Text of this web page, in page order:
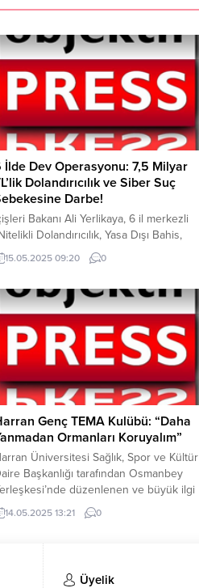
İlde Dev Operasyonu: 7,5 Milyar
Dolandırıcılık ve Siber Suç
Darbe!
Bakanı Ali Yerlikaya, 6 il merkezli
Dolandırıcılık, Yasa Dışı Bahis,
ve Bilişim Sistemine Girme”
yönelik Jandarma tarafından
şüpheli yakalandı. Yerlikaya, 6 il merkezli
operasyonlarda 7,5 Milyar TL’lik
hesap hareketi bulunan 102 şüpheli
yakalandı. Şüphelilerden; 64’ü Tutuklandı.
38’i hakkında adli kontrol kararı verildi....
15.05.2025 09:20 0
Genç TEMA Kulübü: “Daha
Ormanları Koruyalım”
Üniversitesi Sağlık, Spor ve Kültür
Başkanlığı tarafından Osmanbey
düzenlenen ve büyük ilgi
“Pilav Bahane, Etkinlikler Şahane”
etkinlikte Harran Genç TEMA
çevresinde gerçekleştirilen ve öğrenciler
ile akademisyenlerin yoğun katılım
14.05.2025 13:21 0
Üyelik